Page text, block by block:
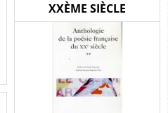
XXÈME SIÈCLE